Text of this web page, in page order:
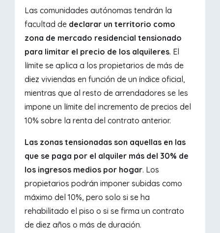
Las comunidades autónomas tendrán la
facultad de declarar un territorio como
zona de mercado residencial tensionado
para limitar el precio de los alquileres. El
límite se aplica a los propietarios de más de
diez viviendas en función de un índice oficial,
mientras que al resto de arrendadores se les
impone un límite del incremento de precios del
10% sobre la renta del contrato anterior.
Las zonas tensionadas son aquellas en las
que se paga por el alquiler más del 30% de
los ingresos medios por hogar. Los
propietarios podrán imponer subidas como
máximo del 10%, pero solo si se ha
rehabilitado el piso o si se firma un contrato
de diez años o más de duración.